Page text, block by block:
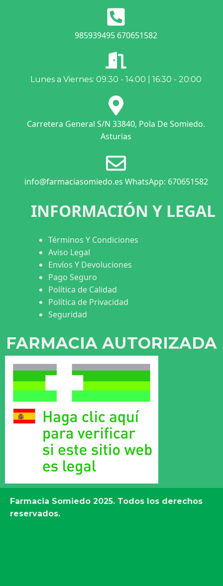
985939495 670651582
Lunes a Viernes: 09:30 - 14:00 | 16:30 - 20:00
Carretera General S/N 33840, Pola De Somiedo.
Asturias
info@farmaciasomiedo.es WhatsApp: 670651582
INFORMACIÓN Y LEGAL
Términos Y Condiciones
Aviso Legal
Envíos Y Devoluciones
Pago Seguro
Política de Calidad
Política de Privacidad
Seguridad
FARMACIA AUTORIZADA
Farmacia Somiedo 2025. Todos los derechos
reservados.